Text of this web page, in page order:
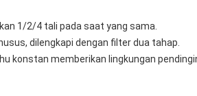
1/2/4 tali pada saat yang sama.
dilengkapi dengan filter dua tahap.
konstan memberikan lingkungan